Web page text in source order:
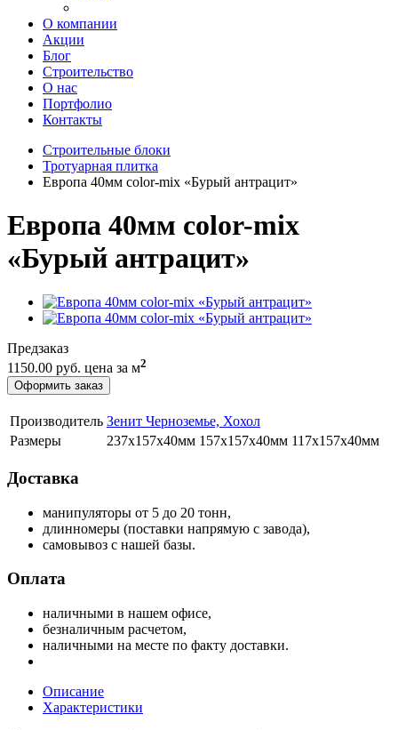
О компании
Акции
Блог
Строительство
О нас
Портфолио
Контакты
Строительные блоки
Тротуарная плитка
Европа 40мм color-mix «Бурый антрацит»
Европа 40мм color-mix
«Бурый антрацит»
Предзаказ
1150.00 руб. цена за м2
Оформить заказ
Производитель Зенит Черноземье, Хохол
Размеры
237х157х40мм 157х157х40мм 117х157х40мм
Доставка
манипуляторы от 5 до 20 тонн,
длинномеры (поставки напрямую с завода),
самовывоз с нашей базы.
Оплата
наличными в нашем офисе,
безналичным расчетом,
наличными на месте по факту доставки.
Описание
Характеристики